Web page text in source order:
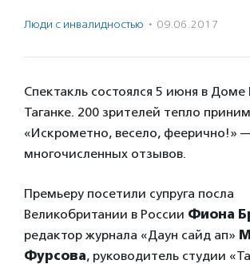
Люди с инвалидностью · 09.06.2017
Спектакль состоялся 5 июня в Доме
Таганке. 200 зрителей тепло
«Искрометно, весело, феерично!»
многочисленных отзывов.
Премьеру посетили супруга посла
Великобритании в России Фиона
редактор журнала «Даун сайд ап»
Фурсова, руководитель студии